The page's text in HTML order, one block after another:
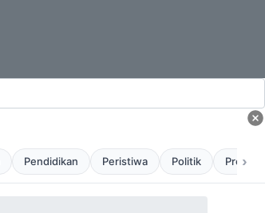
Pendidikan Peristiwa Politik Profil
›